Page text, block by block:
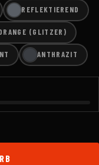
REFLEKTIEREND
(GLITZER)
ANTHRAZIT